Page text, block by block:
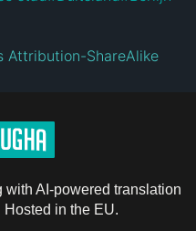
Attribution-ShareAlike
AI-powered translation
in the EU.